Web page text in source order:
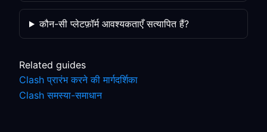
कौन-सी प्लेटफ़ॉर्म आवश्यकताएँ सत्यापित हैं?
Related guides
Clash प्रारंभ करने की मार्गदर्शिका
Clash समस्या-समाधान